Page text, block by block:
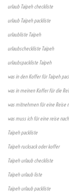
urlaub Taipeh checkliste
urlaub Taipeh packliste
urlaubliste Taipeh
urlaubscheckliste Taipeh
urlaubspackliste Taipeh
was in den Koffer für Taipeh
was in meinen Koffer für die
was mitnehmen für eine Reise
was muss ich für eine reise
Taipeh packliste
Taipeh rucksack oder koffer
Taipeh urlaub checkliste
Taipeh urlaub liste
Taipeh urlaub packliste